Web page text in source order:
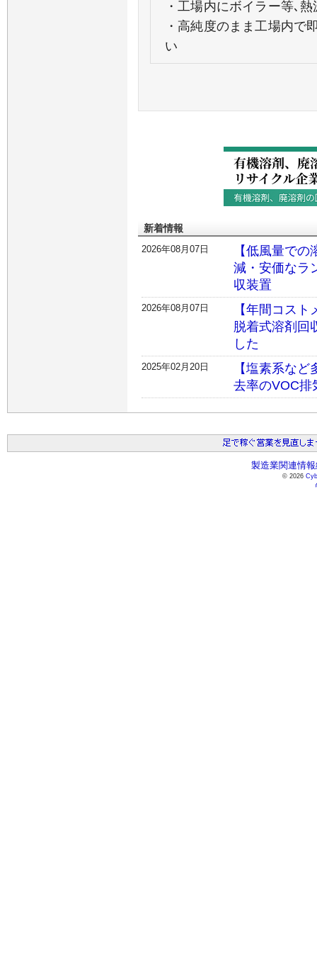
・工場内にボイラー等､
・高純度のまま工場内で
い
新着情報
2026年08月07日
【低風量で
減・安価なラ
収装置
2026年08月07日
【年間コス
脱着式溶剤回
した
2025年02月20日
【塩素系な
去率のVOC排
製造業関連情
© 2026